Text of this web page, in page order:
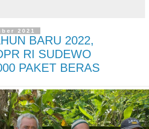
2021
BARU 2022,
RI SUDEWO
PAKET BERAS